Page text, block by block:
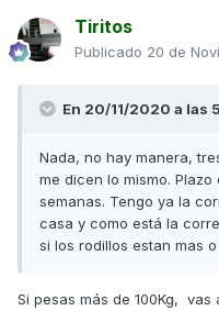
Tiritos
Publicado 20 de
En 20/11/2020 a las
Nada, no hay manera,
me dicen lo mismo.
semanas. Tengo ya la
casa y como está la
si los rodillos estan mas
Si pesas más de 100Kg,